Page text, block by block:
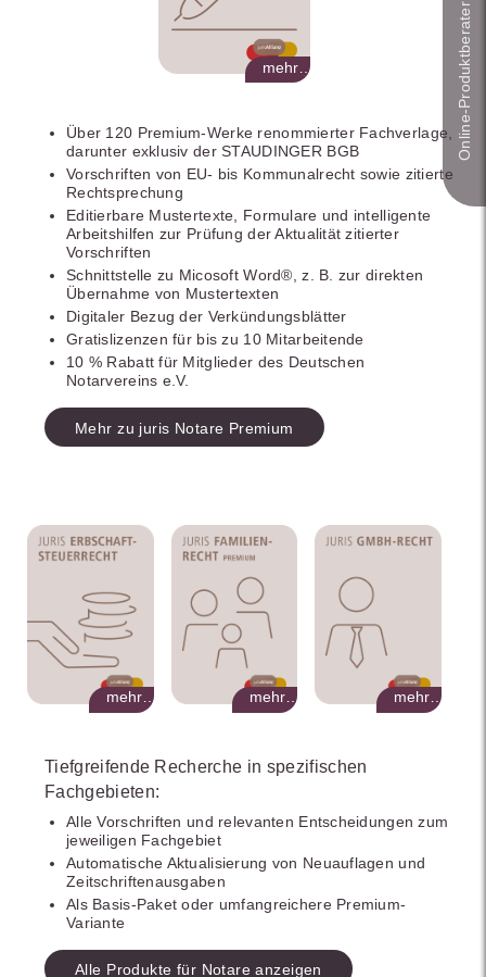
mehr…
Über 120 Premium-Werke renommierter Fachverlage,
darunter exklusiv der STAUDINGER BGB
Vorschriften von EU- bis Kommunalrecht sowie zitierte
Rechtsprechung
Editierbare Mustertexte, Formulare und intelligente
Arbeitshilfen zur Prüfung der Aktualität zitierter
Vorschriften
Schnittstelle zu Micosoft Word®, z. B. zur direkten
Übernahme von Mustertexten
Digitaler Bezug der Verkündungsblätter
Gratislizenzen für bis zu 10 Mitarbeitende
10 % Rabatt für Mitglieder des Deutschen
Notarvereins e.V.
Mehr zu juris Notare Premium
mehr… mehr… mehr…
Tiefgreifende Recherche in spezifischen
Fachgebieten:
Alle Vorschriften und relevanten Entscheidungen zum
jeweiligen Fachgebiet
Automatische Aktualisierung von Neuauflagen und
Zeitschriftenausgaben
Als Basis-Paket oder umfangreichere Premium-
Variante
Alle Produkte für Notare anzeigen
Online-Produkt­berater